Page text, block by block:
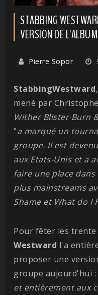
STABBING
VERSION DE
Pierre Sopor
StabbingWestward
mené par
Wither Blister Burn
"a marqué un
groupe. Il est
aux Etats-Unis et a
faire une place
plus mainstreams
Shame et What do I
Pour fêter les trente
Westward l'a
proposer une
groupe aujourd'hui :
et entièrement aux